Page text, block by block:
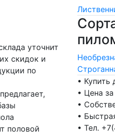
уточнит
скидок и
по
половой
• Купить
• Цена
•
•
• Тел.